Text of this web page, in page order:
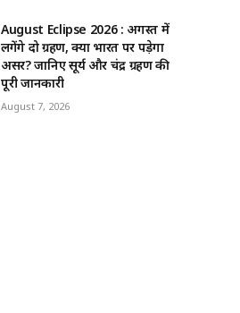
August Eclipse 2026 : अगस्त में
लगेंगे दो ग्रहण, क्या भारत पर पड़ेगा
असर? जानिए सूर्य और चंद्र ग्रहण की
पूरी जानकारी
August 7, 2026